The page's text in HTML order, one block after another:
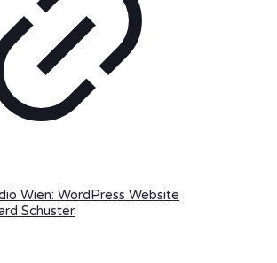
Wien: WordPress Website
Schuster